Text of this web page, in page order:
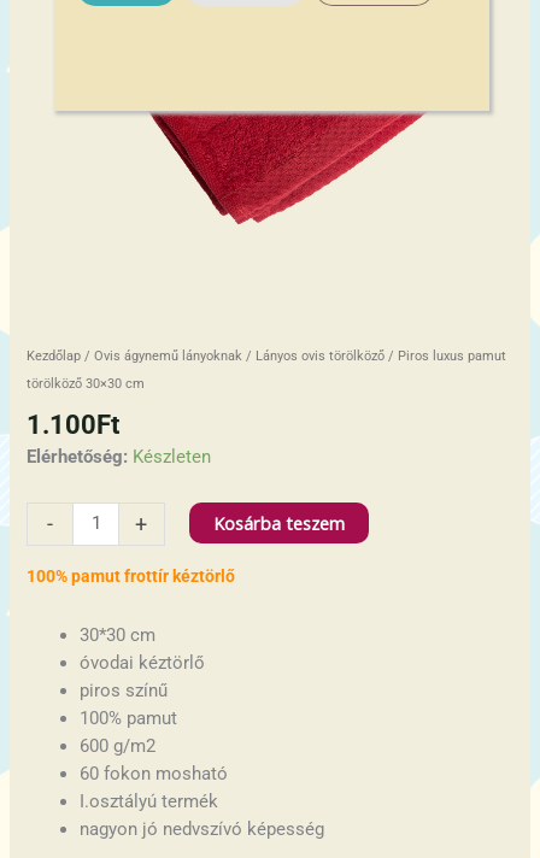
Kezdőlap /Ovis ágynemű lányoknak / Lányos ovis törölköző / Piros luxus pamut
törölköző 30×30 cm
1.100Ft
Elérhetőség: Készleten
- + Kosárba teszem
100% pamut frottír kéztörlő
30*30 cm
óvodai kéztörlő
piros színű
100% pamut
600 g/m2
60 fokon mosható
I.osztályú termék
nagyon jó nedvszívó képesség